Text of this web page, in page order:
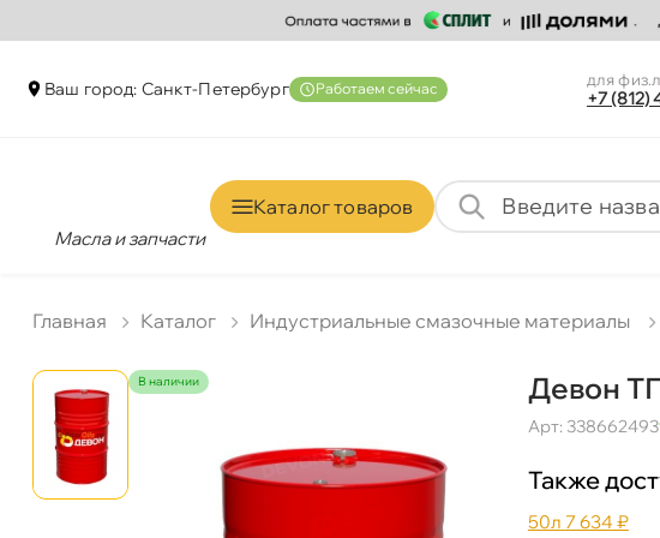
аш город: Санкт-Петербур Работаем сейчас для
+7 (812)
Масла и запчасти
Каталог товаро
Главная Катало Индустриальные смазочные материалы
наличии Девон
Арт: 338662493
Также
50л 7 634 ₽